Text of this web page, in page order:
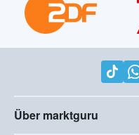
Über marktguru